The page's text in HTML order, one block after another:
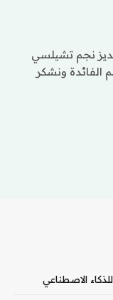
نجم تشيلسي
الفائدة ونشكر